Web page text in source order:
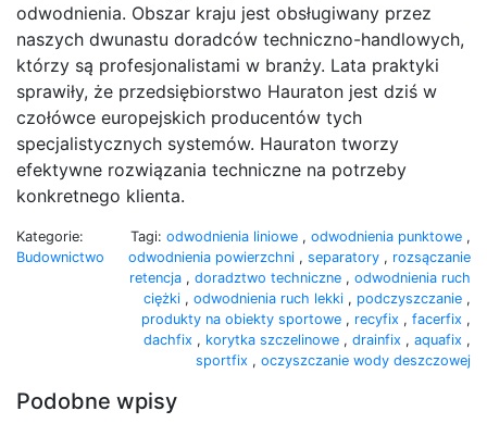
odwodnienia. Obszar kraju jest obsługiwany przez
naszych dwunastu doradców techniczno-handlowych,
którzy są profesjonalistami w branży. Lata praktyki
sprawiły, że przedsiębiorstwo Hauraton jest dziś w
czołówce europejskich producentów tych
specjalistycznych systemów. Hauraton tworzy
efektywne rozwiązania techniczne na potrzeby
konkretnego klienta.
Kategorie:
Budownictwo
Tagi: odwodnienia liniowe , odwodnienia punktowe ,
odwodnienia powierzchni , separatory , rozsączanie
retencja , doradztwo techniczne , odwodnienia ruch
ciężki , odwodnienia ruch lekki , podczyszczanie ,
produkty na obiekty sportowe , recyfix , facerfix ,
dachfix , korytka szczelinowe , drainfix , aquafix ,
sportfix , oczyszczanie wody deszczowej
Podobne wpisy